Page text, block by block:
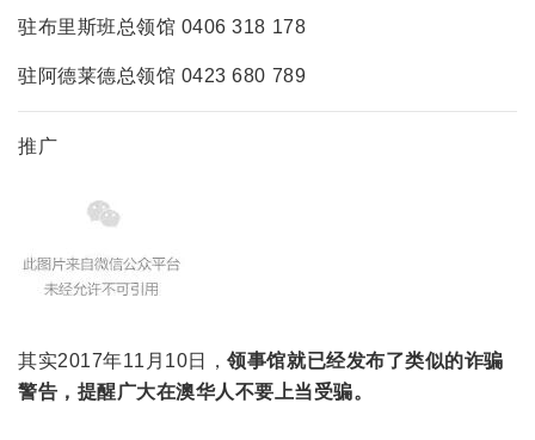
驻布里斯班总领馆 0406 318 178
驻阿德莱德总领馆 0423 680 789
推广
其实2017年11月10日，领事馆就已经发布了类似的诈骗
警告，提醒广大在澳华人不要上当受骗。